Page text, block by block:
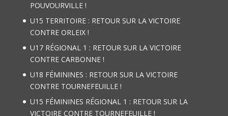
POUVOURVILLE !
U15 TERRITOIRE : RETOUR SUR LA VICTOIRE
CONTRE ORLEIX !
U17 RÉGIONAL 1 : RETOUR SUR LA VICTOIRE
CONTRE CARBONNE !
U18 FÉMININES : RETOUR SUR LA VICTOIRE
CONTRE TOURNEFEUILLE !
U15 FÉMININES RÉGIONAL 1 : RETOUR SUR LA
VICTOIRE CONTRE TOURNEFEUILLE !